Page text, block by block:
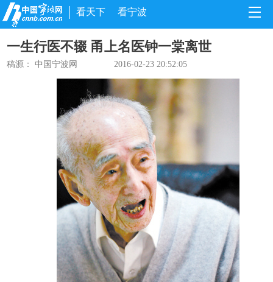
看天下 看宁波
一生行医不辍 甬上名医钟一棠离世
稿源： 中国宁波网 2016-02-23 20:52:05